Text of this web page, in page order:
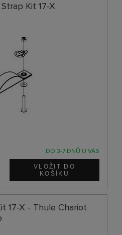
Kit 17-X
DO 3-7 DNŮ U VÁS
17-X - Thule Chariot